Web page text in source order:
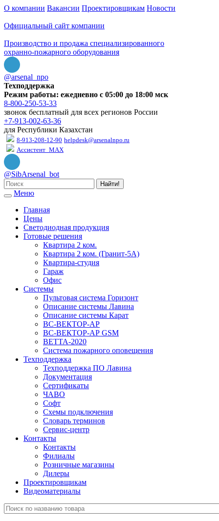
О компании Вакансии Проектировщикам Новости
Официальный сайт компании
Производство и продажа специализированного
охранно-пожарного оборудования
@arsenal_npo
Техподдержка
Режим работы: ежедневно с 05:00 до 18:00 мск
8-800-250-53-33
звонок бесплатный для всех регионов России
+7-913-002-63-36
для Республики Казахстан
8-913-208-12-90 helpdesk@arsenalnpo.ru
Ассистент_MAX
@SibArsenal_bot
Найти!
Меню
Главная
Цены
Светодиодная продукция
Готовые решения
Квартира 2 ком.
Квартира 2 ком. (Гранит-5А)
Квартира-студия
Гараж
Офис
Системы
Пультовая система Горизонт
Описание системы Лавина
Описание системы Карат
ВС-ВЕКТОР-АР
ВС-ВЕКТОР-АР GSM
ВЕТТА-2020
Система пожарного оповещения
Техподдержка
Техподдержка ПО Лавина
Документация
Сертификаты
ЧАВО
Софт
Схемы подключения
Словарь терминов
Сервис-центр
Контакты
Контакты
Филиалы
Розничные магазины
Дилеры
Проектировщикам
Видеоматериалы